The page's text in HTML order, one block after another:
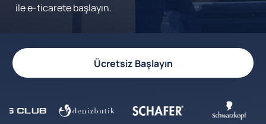
ile e-ticarete başlayın.
Ücretsiz Başlayın